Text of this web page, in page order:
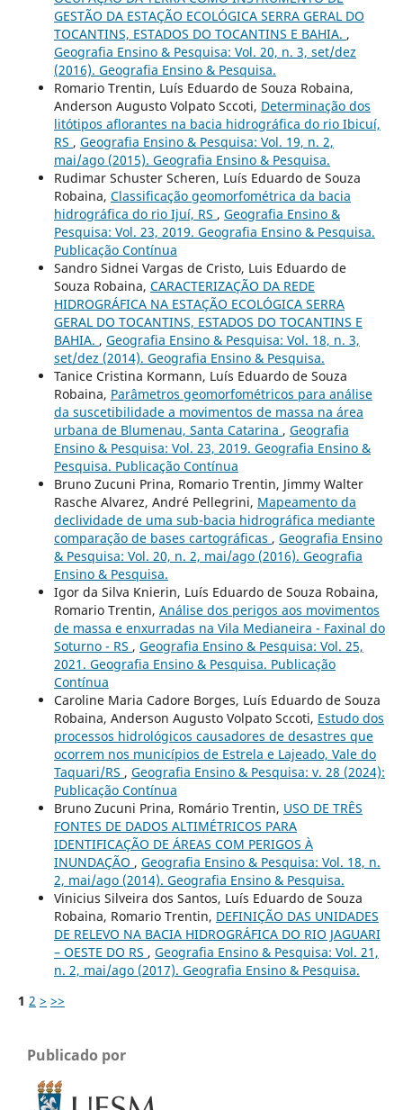
GESTÃO DA ESTAÇÃO ECOLÓGICA SERRA GERAL DO
TOCANTINS, ESTADOS DO TOCANTINS E BAHIA. ,
Geografia Ensino & Pesquisa: Vol. 20, n. 3, set/dez
(2016). Geografia Ensino & Pesquisa.
Romario Trentin, Luís Eduardo de Souza Robaina,
Anderson Augusto Volpato Sccoti, Determinação dos
litótipos aflorantes na bacia hidrográfica do rio Ibicuí,
RS , Geografia Ensino & Pesquisa: Vol. 19, n. 2,
mai/ago (2015). Geografia Ensino & Pesquisa.
Rudimar Schuster Scheren, Luís Eduardo de Souza
Robaina, Classificação geomorfométrica da bacia
hidrográfica do rio Ijuí, RS , Geografia Ensino &
Pesquisa: Vol. 23, 2019. Geografia Ensino & Pesquisa.
Publicação Contínua
Sandro Sidnei Vargas de Cristo, Luis Eduardo de
Souza Robaina, CARACTERIZAÇÃO DA REDE
HIDROGRÁFICA NA ESTAÇÃO ECOLÓGICA SERRA
GERAL DO TOCANTINS, ESTADOS DO TOCANTINS E
BAHIA. , Geografia Ensino & Pesquisa: Vol. 18, n. 3,
set/dez (2014). Geografia Ensino & Pesquisa.
Tanice Cristina Kormann, Luís Eduardo de Souza
Robaina, Parâmetros geomorfométricos para análise
da suscetibilidade a movimentos de massa na área
urbana de Blumenau, Santa Catarina , Geografia
Ensino & Pesquisa: Vol. 23, 2019. Geografia Ensino &
Pesquisa. Publicação Contínua
Bruno Zucuni Prina, Romario Trentin, Jimmy Walter
Rasche Alvarez, André Pellegrini, Mapeamento da
declividade de uma sub-bacia hidrográfica mediante
comparação de bases cartográficas , Geografia Ensino
& Pesquisa: Vol. 20, n. 2, mai/ago (2016). Geografia
Ensino & Pesquisa.
Igor da Silva Knierin, Luís Eduardo de Souza Robaina,
Romario Trentin, Análise dos perigos aos movimentos
de massa e enxurradas na Vila Medianeira - Faxinal do
Soturno - RS , Geografia Ensino & Pesquisa: Vol. 25,
2021. Geografia Ensino & Pesquisa. Publicação
Contínua
Caroline Maria Cadore Borges, Luís Eduardo de Souza
Robaina, Anderson Augusto Volpato Sccoti, Estudo dos
processos hidrológicos causadores de desastres que
ocorrem nos municípios de Estrela e Lajeado, Vale do
Taquari/RS , Geografia Ensino & Pesquisa: v. 28 (2024):
Publicação Contínua
Bruno Zucuni Prina, Romário Trentin, USO DE TRÊS
FONTES DE DADOS ALTIMÉTRICOS PARA
IDENTIFICAÇÃO DE ÁREAS COM PERIGOS À
INUNDAÇÃO , Geografia Ensino & Pesquisa: Vol. 18, n.
2, mai/ago (2014). Geografia Ensino & Pesquisa.
Vinicius Silveira dos Santos, Luís Eduardo de Souza
Robaina, Romario Trentin, DEFINIÇÃO DAS UNIDADES
DE RELEVO NA BACIA HIDROGRÁFICA DO RIO JAGUARI
– OESTE DO RS , Geografia Ensino & Pesquisa: Vol. 21,
n. 2, mai/ago (2017). Geografia Ensino & Pesquisa.
1 2 > >>
Publicado por